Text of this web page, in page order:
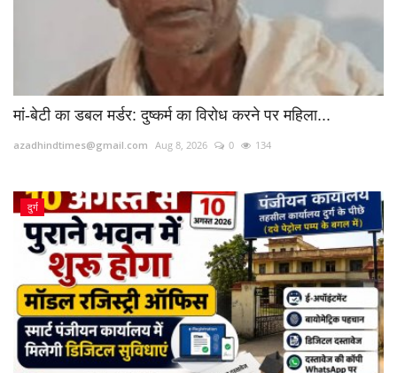
मां-बेटी का डबल मर्डर: दुष्कर्म का विरोध करने पर महिला...
azadhindtimes@gmail.com Aug 8, 2026 0 134
दुर्ग